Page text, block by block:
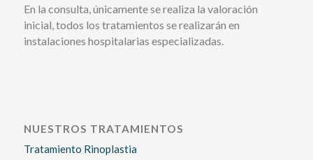
En la consulta, únicamente se realiza la valoración
inicial, todos los tratamientos se realizarán en
instalaciones hospitalarias especializadas.
NUESTROS TRATAMIENTOS
Tratamiento Rinoplastia